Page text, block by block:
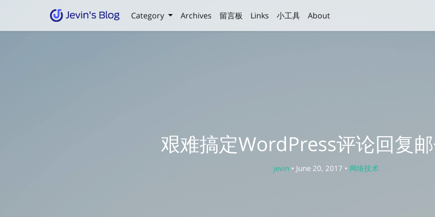
Category Archives 留言板 Links 小工具 About
艰难搞定WordPress评论回复
jevin • June 20, 2017 • 网络技术